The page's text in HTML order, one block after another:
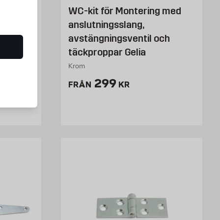
WC-kit för Montering med
anslutningsslang,
avstängningsventil och
täckproppar Gelia
Krom
FRÅN Pris 299 kr
299 KR